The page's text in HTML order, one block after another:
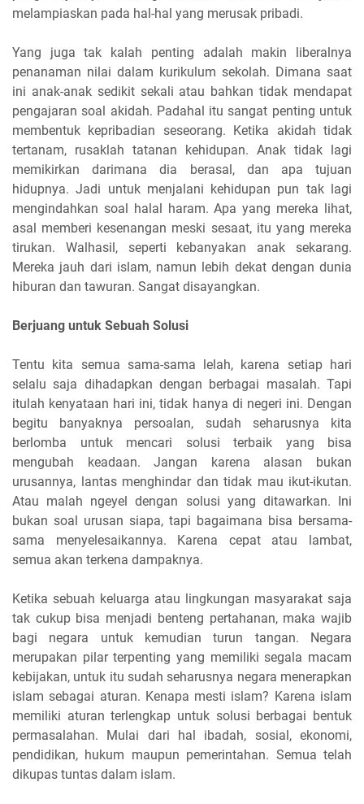
melampiaskan pada hal-hal yang merusak pribadi.
Yang juga tak kalah penting adalah makin liberalnya
penanaman nilai dalam kurikulum sekolah. Dimana saat
ini anak-anak sedikit sekali atau bahkan tidak mendapat
pengajaran soal akidah. Padahal itu sangat penting untuk
membentuk kepribadian seseorang. Ketika akidah tidak
tertanam, rusaklah tatanan kehidupan. Anak tidak lagi
memikirkan darimana dia berasal, dan apa tujuan
hidupnya. Jadi untuk menjalani kehidupan pun tak lagi
mengindahkan soal halal haram. Apa yang mereka lihat,
asal memberi kesenangan meski sesaat, itu yang mereka
tirukan. Walhasil, seperti kebanyakan anak sekarang.
Mereka jauh dari islam, namun lebih dekat dengan dunia
hiburan dan tawuran. Sangat disayangkan.
Berjuang untuk Sebuah Solusi
Tentu kita semua sama-sama lelah, karena setiap hari
selalu saja dihadapkan dengan berbagai masalah. Tapi
itulah kenyataan hari ini, tidak hanya di negeri ini. Dengan
begitu banyaknya persoalan, sudah seharusnya kita
berlomba untuk mencari solusi terbaik yang bisa
mengubah keadaan. Jangan karena alasan bukan
urusannya, lantas menghindar dan tidak mau ikut-ikutan.
Atau malah ngeyel dengan solusi yang ditawarkan. Ini
bukan soal urusan siapa, tapi bagaimana bisa bersama-
sama menyelesaikannya. Karena cepat atau lambat,
semua akan terkena dampaknya.
Ketika sebuah keluarga atau lingkungan masyarakat saja
tak cukup bisa menjadi benteng pertahanan, maka wajib
bagi negara untuk kemudian turun tangan. Negara
merupakan pilar terpenting yang memiliki segala macam
kebijakan, untuk itu sudah seharusnya negara menerapkan
islam sebagai aturan. Kenapa mesti islam? Karena islam
memiliki aturan terlengkap untuk solusi berbagai bentuk
permasalahan. Mulai dari hal ibadah, sosial, ekonomi,
pendidikan, hukum maupun pemerintahan. Semua telah
dikupas tuntas dalam islam.